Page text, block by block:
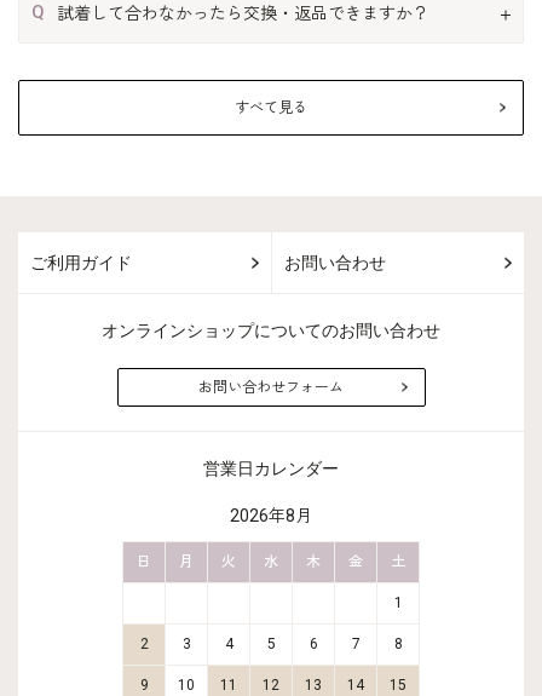
Q 試着して合わなかったら交換・返品できますか？
すべて見る
ご利用ガイド お問い合わせ
オンラインショップについてのお問い合わせ
お問い合わせフォーム
営業日カレンダー
2026年8月
日 月 火 水 木 金 土
1
2 3 4 5 6 7 8
9 10 11 12 13 14 15